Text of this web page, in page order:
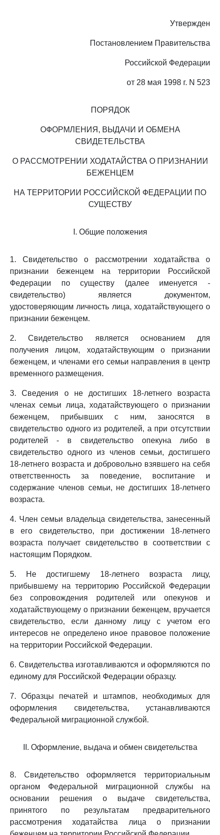
Утвержден
Постановлением Правительства
Российской Федерации
от 28 мая 1998 г. N 523
ПОРЯДОК
ОФОРМЛЕНИЯ, ВЫДАЧИ И ОБМЕНА
СВИДЕТЕЛЬСТВА
О РАССМОТРЕНИИ ХОДАТАЙСТВА О ПРИЗНАНИИ
БЕЖЕНЦЕМ
НА ТЕРРИТОРИИ РОССИЙСКОЙ ФЕДЕРАЦИИ ПО
СУЩЕСТВУ
I. Общие положения
1. Свидетельство о рассмотрении ходатайства о
признании беженцем на территории Российской
Федерации по существу (далее именуется -
свидетельство) является документом,
удостоверяющим личность лица, ходатайствующего о
признании беженцем.
2. Свидетельство является основанием для
получения лицом, ходатайствующим о признании
беженцем, и членами его семьи направления в центр
временного размещения.
3. Сведения о не достигших 18-летнего возраста
членах семьи лица, ходатайствующего о признании
беженцем, прибывших с ним, заносятся в
свидетельство одного из родителей, а при отсутствии
родителей - в свидетельство опекуна либо в
свидетельство одного из членов семьи, достигшего
18-летнего возраста и добровольно взявшего на себя
ответственность за поведение, воспитание и
содержание членов семьи, не достигших 18-летнего
возраста.
4. Член семьи владельца свидетельства, занесенный
в его свидетельство, при достижении 18-летнего
возраста получает свидетельство в соответствии с
настоящим Порядком.
5. Не достигшему 18-летнего возраста лицу,
прибывшему на территорию Российской Федерации
без сопровождения родителей или опекунов и
ходатайствующему о признании беженцем, вручается
свидетельство, если данному лицу с учетом его
интересов не определено иное правовое положение
на территории Российской Федерации.
6. Свидетельства изготавливаются и оформляются по
единому для Российской Федерации образцу.
7. Образцы печатей и штампов, необходимых для
оформления свидетельства, устанавливаются
Федеральной миграционной службой.
II. Оформление, выдача и обмен свидетельства
8. Свидетельство оформляется территориальным
органом Федеральной миграционной службы на
основании решения о выдаче свидетельства,
принятого по результатам предварительного
рассмотрения ходатайства лица о признании